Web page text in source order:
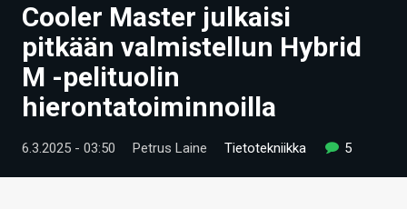
UUTISET
ARTIKKELIT
VIDEOT
TECHBBS
Cooler Master julkaisi
pitkään valmistellun Hybrid
M -pelituolin
hierontatoiminnoilla
6.3.2025 - 03:50 Petrus Laine Tietotekniikka 5